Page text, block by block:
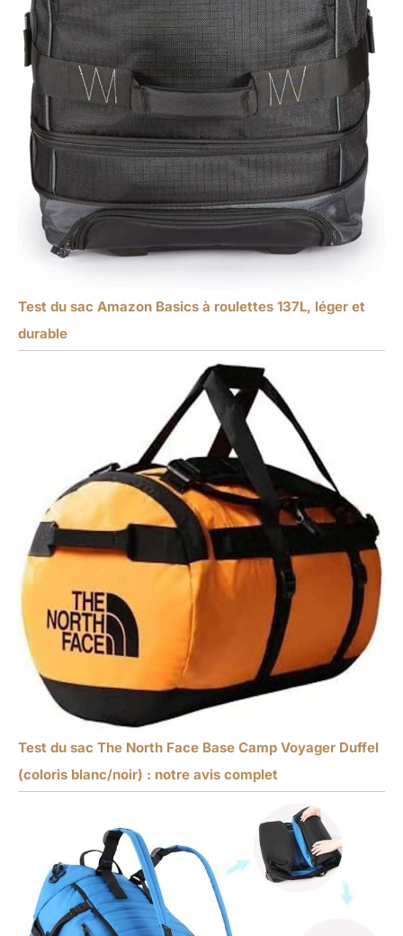
Test du sac Amazon Basics à roulettes 137L, léger et
durable
Test du sac The North Face Base Camp Voyager Duffel
(coloris blanc/noir) : notre avis complet